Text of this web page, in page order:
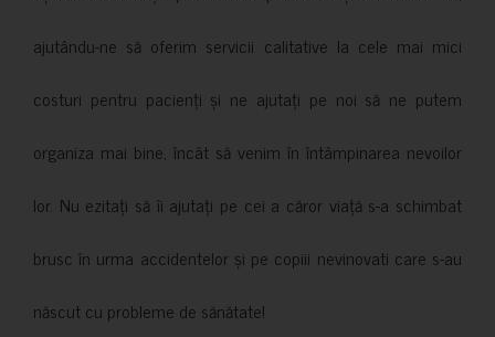
ajutându-ne să oferim servicii calitative la cele mai mici
costuri pentru pacienți și ne ajutați pe noi să ne putem
organiza mai bine, încât să venim în întâmpinarea nevoilor
lor. Nu ezitați să îi ajutați pe cei a căror viață s-a schimbat
brusc în urma accidentelor și pe copiii nevinovati care s-au
născut cu probleme de sănătate!